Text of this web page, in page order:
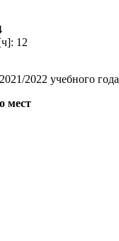
12
2022 учебного года
мест